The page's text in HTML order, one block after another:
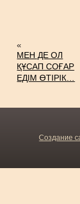
«
МЕН ДЕ ОЛ
ҚҰСАП СОҒАР
ЕДІМ ӨТІРІК…
Создание